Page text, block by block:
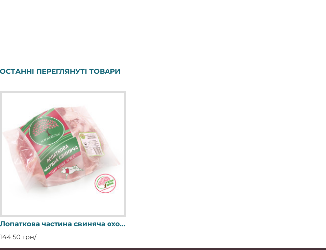
ОСТАННІ ПЕРЕГЛЯНУТІ ТОВАРИ
Лопаткова частина свиняча охолоджена (6135)
144.50 грн/